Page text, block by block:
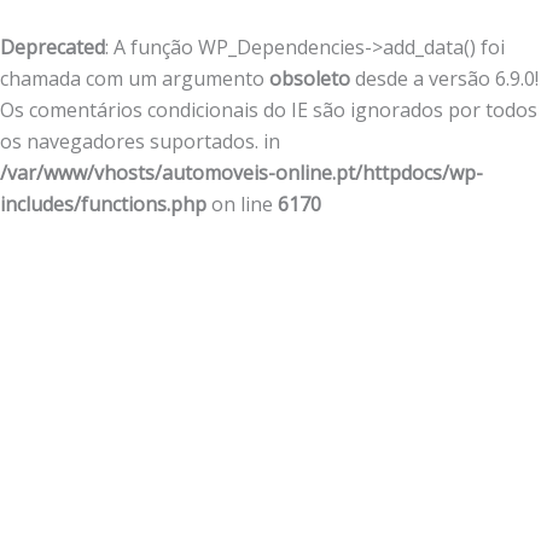
Deprecated: A função WP_Dependencies->add_data() foi
chamada com um argumento obsoletodesde a versão 6.9.0!
Os comentários condicionais do IE são ignorados por todos
os navegadores suportados. in
/var/www/vhosts/automoveis-online.pt/httpdocs/wp-
includes/functions.phpon line 6170